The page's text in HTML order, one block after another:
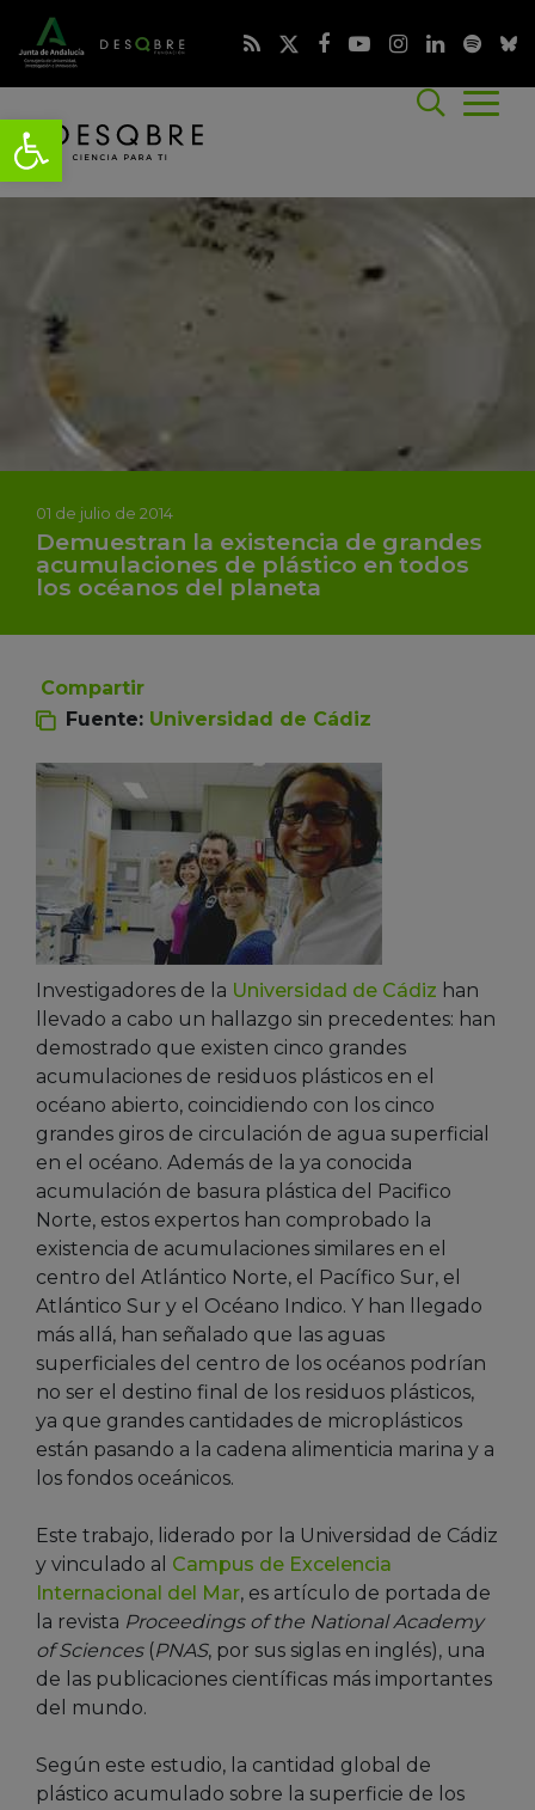
01 de julio de 2014
Demuestran la existencia de grandes
acumulaciones de plástico en todos
los océanos del planeta
Compartir
Fuente: Universidad de Cádiz
Investigadores de la Universidad de Cádiz han
llevado a cabo un hallazgo sin precedentes: han
demostrado que existen cinco grandes
acumulaciones de residuos plásticos en el
océano abierto, coincidiendo con los cinco
grandes giros de circulación de agua superficial
en el océano. Además de la ya conocida
acumulación de basura plástica del Pacifico
Norte, estos expertos han comprobado la
existencia de acumulaciones similares en el
centro del Atlántico Norte, el Pacífico Sur, el
Atlántico Sur y el Océano Indico. Y han llegado
más allá, han señalado que las aguas
superficiales del centro de los océanos podrían
no ser el destino final de los residuos plásticos,
ya que grandes cantidades de microplásticos
están pasando a la cadena alimenticia marina y a
los fondos oceánicos.
Este trabajo, liderado por la Universidad de Cádiz
y vinculado al Campus de Excelencia
Internacional del Mar, es artículo de portada de
la revista Proceedings of the National Academy
of Sciences(PNAS, por sus siglas en inglés), una
de las publicaciones científicas más importantes
del mundo.
Según este estudio, la cantidad global de
plástico acumulado sobre la superficie de los